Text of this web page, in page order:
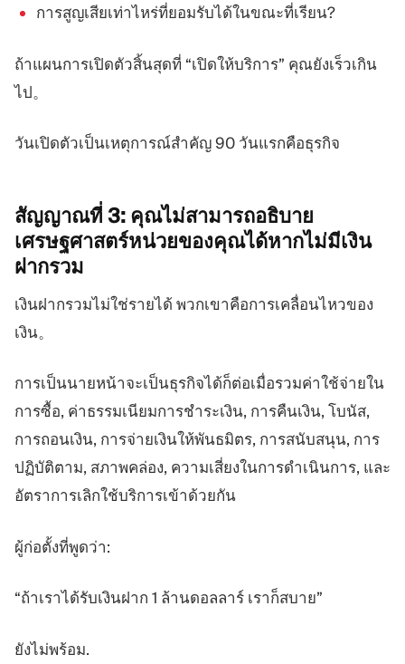
การสูญเสียเท่าไหร่ที่ยอมรับได้ในขณะที่เรียน?
ถ้าแผนการเปิดตัวสิ้นสุดที่ “เปิดให้บริการ” คุณยังเร็วเกิน
ไป。
วันเปิดตัวเป็นเหตุการณ์สำคัญ 90 วันแรกคือธุรกิจ
สัญญาณที่ 3: คุณไม่สามารถอธิบาย
เศรษฐศาสตร์หน่วยของคุณได้หากไม่มีเงิน
ฝากรวม
เงินฝากรวมไม่ใช่รายได้ พวกเขาคือการเคลื่อนไหวของ
เงิน。
การเป็นนายหน้าจะเป็นธุรกิจได้ก็ต่อเมื่อรวมค่าใช้จ่ายใน
การซื้อ, ค่าธรรมเนียมการชำระเงิน, การคืนเงิน, โบนัส,
การถอนเงิน, การจ่ายเงินให้พันธมิตร, การสนับสนุน, การ
ปฏิบัติตาม, สภาพคล่อง, ความเสี่ยงในการดำเนินการ, และ
อัตราการเลิกใช้บริการเข้าด้วยกัน
ผู้ก่อตั้งที่พูดว่า:
“ถ้าเราได้รับเงินฝาก 1 ล้านดอลลาร์ เราก็สบาย”
ยังไม่พร้อม.